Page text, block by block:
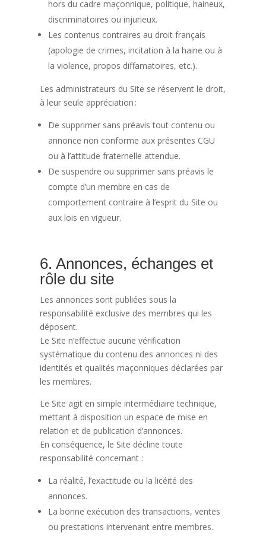
hors du cadre maçonnique, politique, haineux,
discriminatoires ou injurieux.
Les contenus contraires au droit français
(apologie de crimes, incitation à la haine ou à
la violence, propos diffamatoires, etc.).
Les administrateurs du Site se réservent le droit,
à leur seule appréciation :
De supprimer sans préavis tout contenu ou
annonce non conforme aux présentes CGU
ou à l’attitude fraternelle attendue.
De suspendre ou supprimer sans préavis le
compte d’un membre en cas de
comportement contraire à l’esprit du Site ou
aux lois en vigueur.
6. Annonces, échanges et
rôle du site
Les annonces sont publiées sous la
responsabilité exclusive des membres qui les
déposent.
Le Site n’effectue aucune vérification
systématique du contenu des annonces ni des
identités et qualités maçonniques déclarées par
les membres.
Le Site agit en simple intermédiaire technique,
mettant à disposition un espace de mise en
relation et de publication d’annonces.
En conséquence, le Site décline toute
responsabilité concernant :
La réalité, l’exactitude ou la licéité des
annonces.
La bonne exécution des transactions, ventes
ou prestations intervenant entre membres.